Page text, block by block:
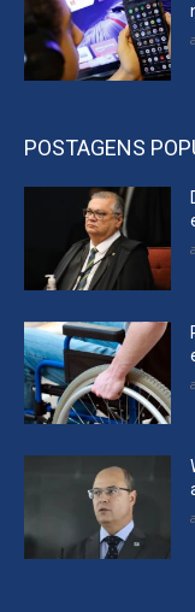
POSTAGENS